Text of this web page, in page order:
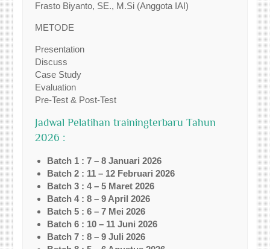
Frasto Biyanto, SE., M.Si (Anggota IAI)
METODE
Presentation
Discuss
Case Study
Evaluation
Pre-Test & Post-Test
Jadwal Pelatihan trainingterbaru Tahun
2026 :
Batch 1 : 7 – 8 Januari 2026
Batch 2 : 11 – 12 Februari 2026
Batch 3 : 4 – 5 Maret 2026
Batch 4 : 8 – 9 April 2026
Batch 5 : 6 – 7 Mei 2026
Batch 6 : 10 – 11 Juni 2026
Batch 7 : 8 – 9 Juli 2026